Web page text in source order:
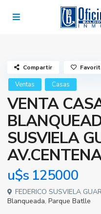
Ventas Casas
VENTA
SUSVIELA
u$s 125000
FEDERICO SUSVIELA
Blanqueada, Parque Batlle
Compartir